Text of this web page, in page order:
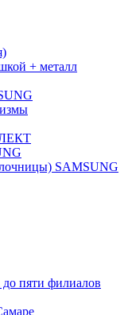
+ металл
SAMSUNG
до пяти филиалов